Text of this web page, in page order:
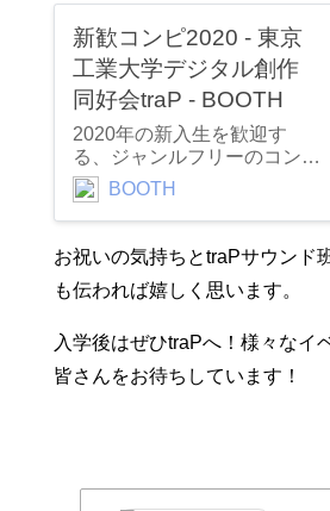
新歓コンピ2020 - 東京
工業大学デジタル創作
同好会traP - BOOTH
2020年の新入生を歓迎す
る、ジャンルフリーのコンピ
レーション・アルバムです。
©2020 東京工業大学デジタ
ル創作同好会traP trap.jp
BOOTH
お祝いの気持ちとtraPサウンド
も伝われば嬉しく思います。
入学後はぜひtraPへ！様々なイ
皆さんをお待ちしています！